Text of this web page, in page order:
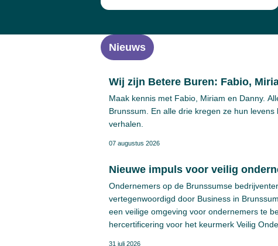
Nieuws
Wij zijn Betere Buren: Fabio,
Maak kennis met Fabio, Miriam en Danny.
Brunssum. En alle drie kregen ze hun
verhalen.
07 augustus 2026
Nieuwe impuls voor veilig
Ondernemers op de Brunssumse
vertegenwoordigd door Business in
een veilige omgeving voor ondernemers te
hercertificering voor het keurmerk Veilig
31 juli 2026